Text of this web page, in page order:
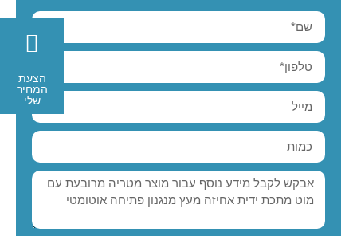
הצעת
המחיר
שלי